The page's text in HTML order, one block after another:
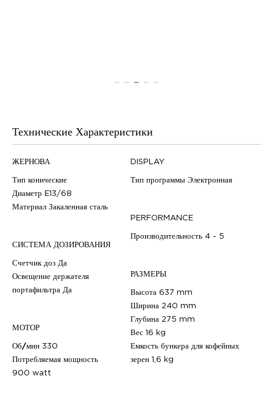
Технические Характеристики
ЖЕРНОВА
Тип конические
Диаметр E13/68
Материал Закаленная сталь
СИСТЕМА ДОЗИРОВАНИЯ
Счетчик доз Да
Освещение держателя
портафильтра Да
МОТОР
Об/мин 330
Потребляемая мощность
900 watt
DISPLAY
Тип программы Электронная
PERFORMANCE
Производительность 4 - 5
РАЗМЕРЫ
Высота 637 mm
Ширина 240 mm
Глубина 275 mm
Вес 16 kg
Емкость бункера для кофейных
зерен 1,6 kg